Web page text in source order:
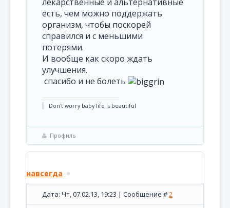
есть, чем можно поддержать
организм, чтобы поскорей
справился и с меньшими
потерями.
И вообще как скоро ждать
улучшения.
спасибо и не болеть
Don't worry baby life is beautiful
Профиль
навсегда
Дата: Чт, 07.02.13, 19:23 | Сообщение #2